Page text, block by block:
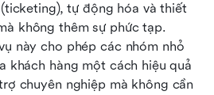
tự động hóa và thiết
không thêm sự phức tạp.
này cho phép các nhóm nhỏ
khách hàng một cách hiệu quả
chuyên nghiệp mà không cần